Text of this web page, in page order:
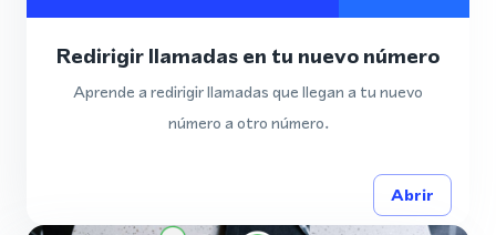
Redirigir llamadas en tu nuevo número
Aprende a redirigir llamadas que llegan a tu nuevo
número a otro número.
Abrir